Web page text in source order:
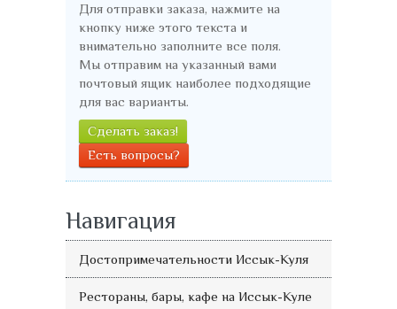
Для отправки заказа, нажмите на
кнопку ниже этого текста и
внимательно заполните все поля.
Мы отправим на указанный вами
почтовый ящик наиболее подходящие
для вас варианты.
Сделать заказ!
Есть вопросы?
Навигация
Достопримечательности Иссык-Куля
Рестораны, бары, кафе на Иссык-Куле